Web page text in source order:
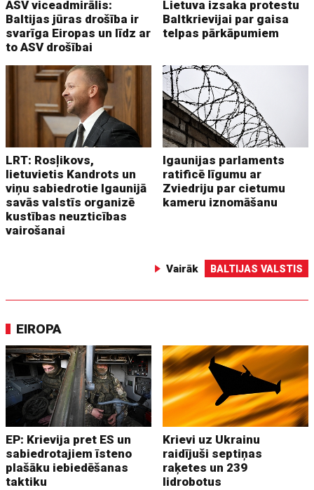
ASV viceadmirālis:
Baltijas jūras drošība ir
svarīga Eiropas un līdz ar
to ASV drošībai
Lietuva izsaka protestu
Baltkrievijai par gaisa
telpas pārkāpumiem
LRT: Rosļikovs,
lietuvietis Kandrots un
viņu sabiedrotie Igaunijā
savās valstīs organizē
kustības neuzticības
vairošanai
Igaunijas parlaments
ratificē līgumu ar
Zviedriju par cietumu
kameru iznomāšanu
Vairāk BALTIJAS VALSTIS
EIROPA
EP: Krievija pret ES un
sabiedrotajiem īsteno
plašāku iebiedēšanas
taktiku
Krievi uz Ukrainu
raidījuši septiņas
raķetes un 239
lidrobotus